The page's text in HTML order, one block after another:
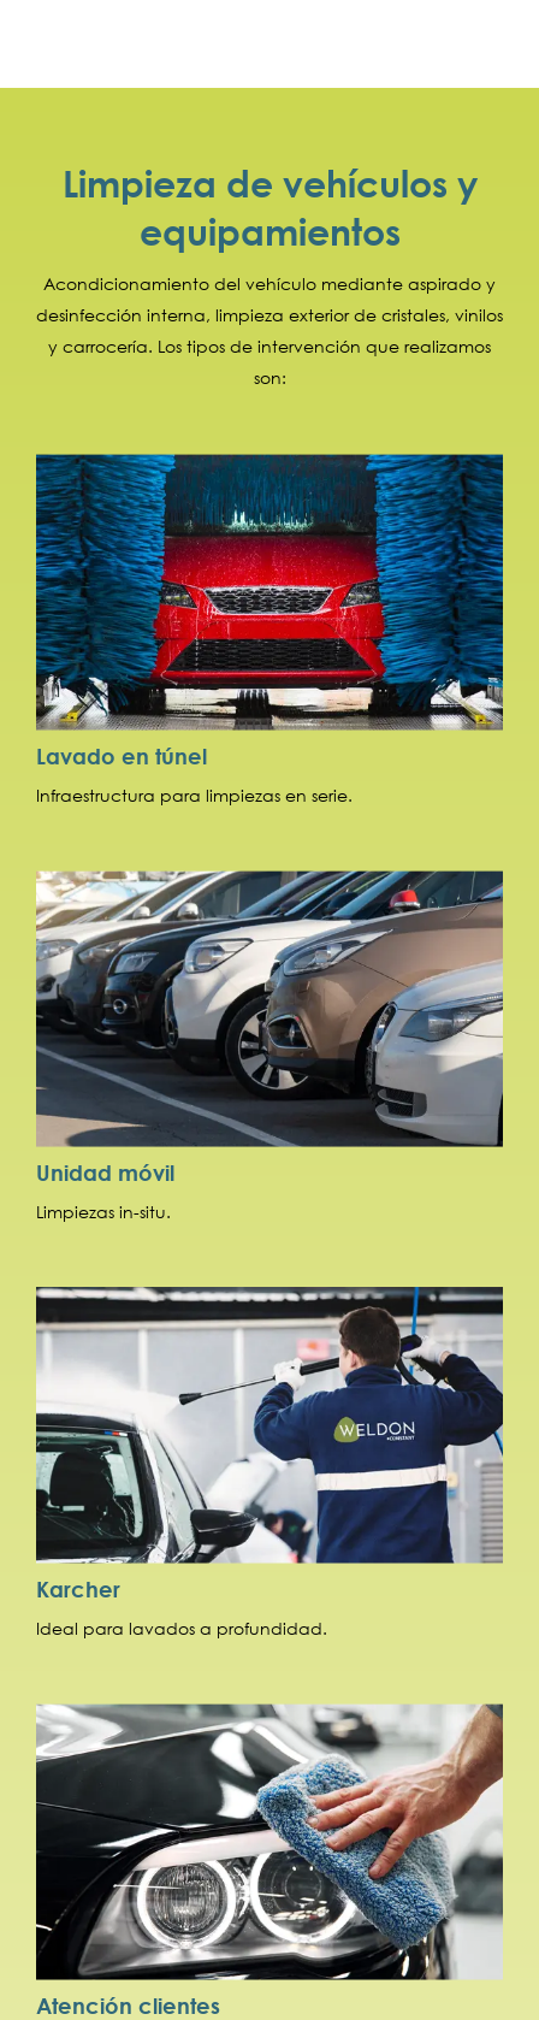
Limpieza de vehículos y
equipamientos
Acondicionamiento del vehículo mediante aspirado y
desinfección interna, limpieza exterior de cristales, vinilos
y carrocería. Los tipos de intervención que realizamos
son:
Lavado en túnel
Infraestructura para limpiezas en serie.
Unidad móvil
Limpiezas in-situ.
Karcher
Ideal para lavados a profundidad.
Atención clientes